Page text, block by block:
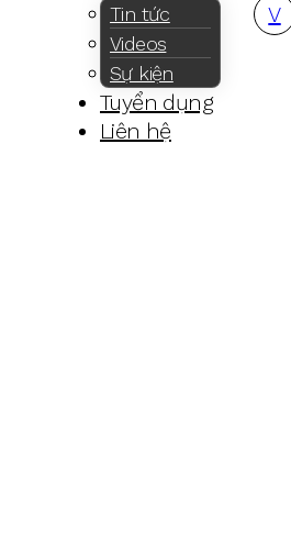
Tin tức
Videos
Sự kiện
Tuyển dụng
Liên hệ
V